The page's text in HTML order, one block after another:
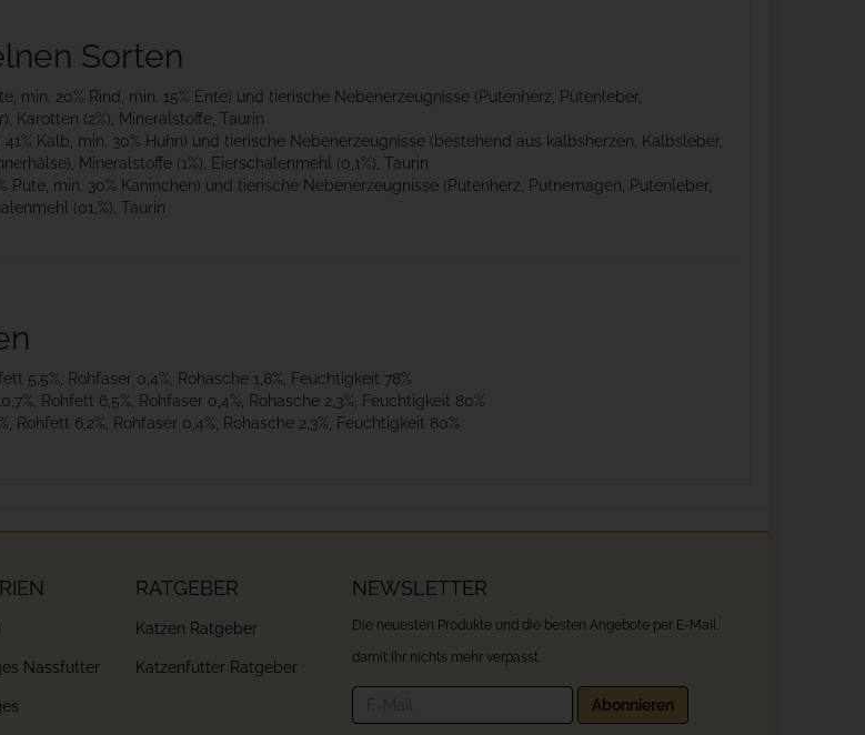
Sorten
min. 20% Rind, min. 15% Ente) und tierische Nebenerzeugnisse (Putenherz, Putenleber,
Karotten (2%), Mineralstoffe, Taurin
41% Kalb, min. 30% Huhn) und tierische Nebenerzeugnisse (bestehend aus kalbsherzen, Kalbsleber,
Mineralstoffe (1%), Eierschalenmehl (0,1%), Taurin
Pute, min. 30% Kaninchen) und tierische Nebenerzeugnisse (Putenherz, Putnemagen, Putenleber,
(01,%), Taurin
5,5%, Rohfaser 0,4%, Rohasche 1,8%, Feuchtigkeit 78%
Rohfett 6,5%, Rohfaser 0,4%, Rohasche 2,3%, Feuchtigkeit 80%
Rohfett 6,2%, Rohfaser 0,4%, Rohasche 2,3%, Feuchtigkeit 80%
Nassfutter
RATGEBER
Katzen Ratgeber
Katzenfutter Ratgeber
NEWSLETTER
Die neuesten Produkte und die besten Angebote per E-Mail,
damit Ihr nichts mehr verpasst.
Abonnieren